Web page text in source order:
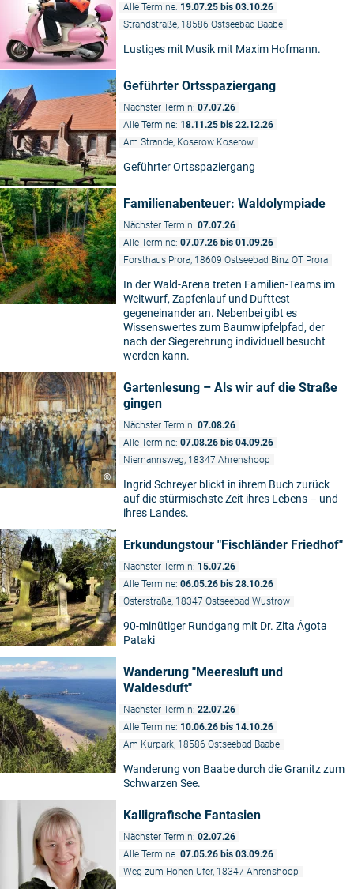
Alle Termine: 19.07.25 bis 03.10.26
Strandstraße, 18586 Ostseebad Baabe
Lustiges mit Musik mit Maxim Hofmann.
Geführter Ortsspaziergang
Nächster Termin: 07.07.26
Alle Termine: 18.11.25 bis 22.12.26
Am Strande, Koserow Koserow
Geführter Ortsspaziergang
Familienabenteuer: Waldolympiade
Nächster Termin: 07.07.26
Alle Termine: 07.07.26 bis 01.09.26
Forsthaus Prora, 18609 Ostseebad Binz OT Prora
In der Wald-Arena treten Familien-Teams im
Weitwurf, Zapfenlauf und Dufttest
gegeneinander an. Nebenbei gibt es
Wissenswertes zum Baumwipfelpfad, der
nach der Siegerehrung individuell besucht
werden kann.
©
Gartenlesung – Als wir auf die Straße
gingen
Nächster Termin: 07.08.26
Alle Termine: 07.08.26 bis 04.09.26
Niemannsweg, 18347 Ahrenshoop
Ingrid Schreyer blickt in ihrem Buch zurück
auf die stürmischste Zeit ihres Lebens – und
ihres Landes.
Erkundungstour "Fischländer Friedhof"
Nächster Termin: 15.07.26
Alle Termine: 06.05.26 bis 28.10.26
Osterstraße, 18347 Ostseebad Wustrow
90-minütiger Rundgang mit Dr. Zita Ágota
Pataki
Wanderung "Meeresluft und
Waldesduft"
Nächster Termin: 22.07.26
Alle Termine: 10.06.26 bis 14.10.26
Am Kurpark, 18586 Ostseebad Baabe
Wanderung von Baabe durch die Granitz zum
Schwarzen See.
Kalligrafische Fantasien
Nächster Termin: 02.07.26
Alle Termine: 07.05.26 bis 03.09.26
Weg zum Hohen Ufer, 18347 Ahrenshoop